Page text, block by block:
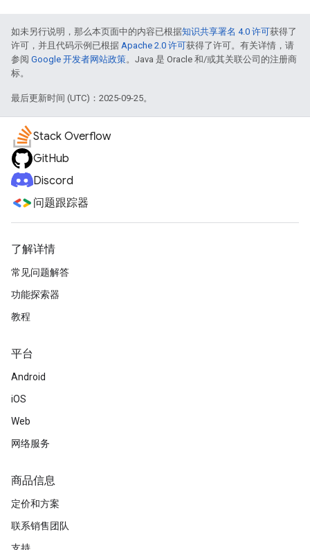
如未另行说明，那么本页面中的内容已根据知识共享署名 4.0 许可获得了
许可，并且代码示例已根据 Apache 2.0 许可获得了许可。有关详情，请
参阅 Google 开发者网站政策。Java 是 Oracle 和/或其关联公司的注册商
标。
最后更新时间 (UTC)：2025-09-25。
Stack Overflow
GitHub
Discord
问题跟踪器
了解详情
常见问题解答
功能探索器
教程
平台
Android
iOS
Web
网络服务
商品信息
定价和方案
联系销售团队